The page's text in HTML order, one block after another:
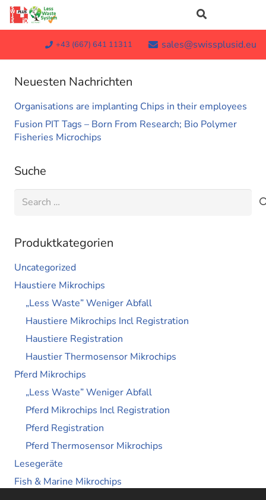
+43 (667) 641 11311 sales@swissplusid.eu
Neuesten Nachrichten
Organisations are implanting Chips in their employees
Fusion PIT Tags – Born From Research; Bio Polymer
Fisheries Microchips
Suche
Search
Produktkategorien
Uncategorized
Haustiere Mikrochips
„Less Waste” Weniger Abfall
Haustiere Mikrochips Incl Registration
Haustiere Registration
Haustier Thermosensor Mikrochips
Pferd Mikrochips
„Less Waste” Weniger Abfall
Pferd Mikrochips Incl Registration
Pferd Registration
Pferd Thermosensor Mikrochips
Lesegeräte
Fish & Marine Mikrochips